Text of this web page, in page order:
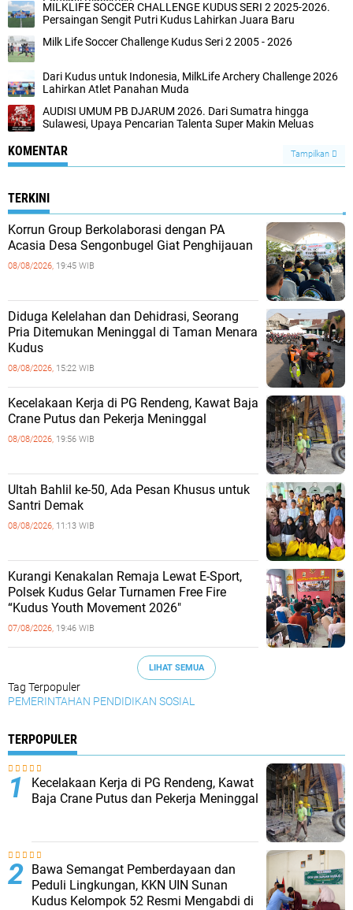
MILKLIFE SOCCER CHALLENGE KUDUS SERI 2 2025-2026.
Persaingan Sengit Putri Kudus Lahirkan Juara Baru
Milk Life Soccer Challenge Kudus Seri 2 2005 - 2026
Dari Kudus untuk Indonesia, MilkLife Archery Challenge 2026
Lahirkan Atlet Panahan Muda
AUDISI UMUM PB DJARUM 2026. Dari Sumatra hingga
Sulawesi, Upaya Pencarian Talenta Super Makin Meluas
KOMENTAR Tampilkan
TERKINI
Korrun Group Berkolaborasi dengan PA
Acasia Desa Sengonbugel Giat Penghijauan
08/08/2026, 19:45 WIB
Diduga Kelelahan dan Dehidrasi, Seorang
Pria Ditemukan Meninggal di Taman Menara
Kudus
08/08/2026, 15:22 WIB
Kecelakaan Kerja di PG Rendeng, Kawat Baja
Crane Putus dan Pekerja Meninggal
08/08/2026, 19:56 WIB
Ultah Bahlil ke-50, Ada Pesan Khusus untuk
Santri Demak
08/08/2026, 11:13 WIB
Kurangi Kenakalan Remaja Lewat E-Sport,
Polsek Kudus Gelar Turnamen Free Fire
“Kudus Youth Movement 2026"
07/08/2026, 19:46 WIB
LIHAT SEMUA
Tag Terpopuler
PEMERINTAHAN PENDIDIKAN SOSIAL
TERPOPULER
Kecelakaan Kerja di PG Rendeng, Kawat
Baja Crane Putus dan Pekerja Meninggal
Bawa Semangat Pemberdayaan dan
Peduli Lingkungan, KKN UIN Sunan
Kudus Kelompok 52 Resmi Mengabdi di